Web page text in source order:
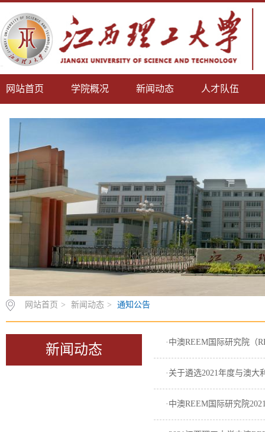
网站首页 学院概况 新闻动态 人才队伍
网站首页 > 新闻动态 > 通知公告
新闻动态 ·中澳REEM国际研究院（
·关于遴选2021年度与澳
·中澳REEM国际研究院